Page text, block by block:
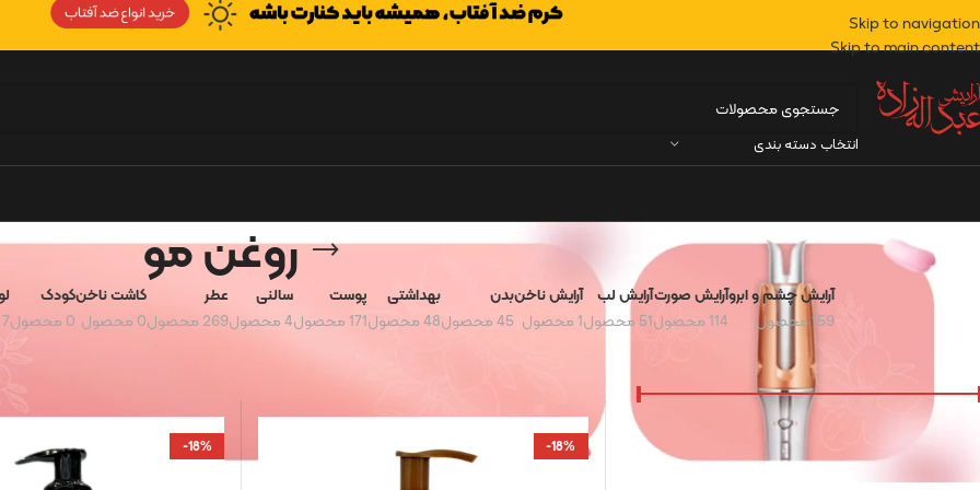
Skip to navigation
Skip to main content
انتخاب دسته بندی
روغن مو
آرایش چشم و ابرو
159 محصول
آرایش صورت
114 محصول
آرایش لب
51 محصول
آرایش ناخن
1 محصول
بدن
45 محصول
بهداشتی
48 محصول
پوست
171 محصول
سالنی
4 محصول
عطر
269 محصول
کاشت ناخن
0 محصول
کودک
0 محصول
7 محصول
صافی 210,000 تومان 700,000 تومان -18%
-18%